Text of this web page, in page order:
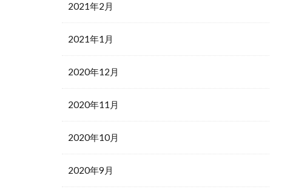
2021年2月
2021年1月
2020年12月
2020年11月
2020年10月
2020年9月